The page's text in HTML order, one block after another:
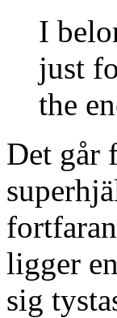
I
just
the
Det går
ligger
sig